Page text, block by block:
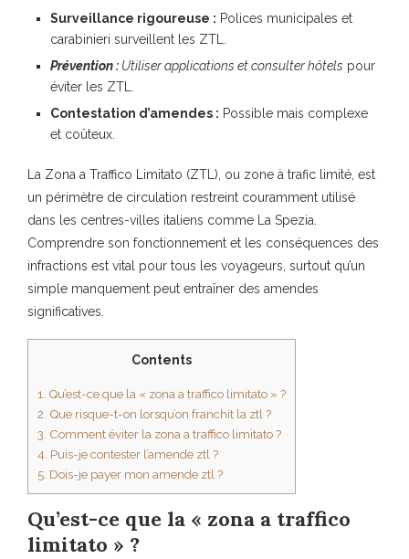
Surveillance rigoureuse : Polices municipales et
carabinieri surveillent les ZTL.
Prévention : Utiliser applications et consulter hôtels pour
éviter les ZTL.
Contestation d’amendes : Possible mais complexe
et coûteux.
La Zona a Traffico Limitato (ZTL), ou zone à trafic limité, est
un périmètre de circulation restreint couramment utilisé
dans les centres-villes italiens comme La Spezia.
Comprendre son fonctionnement et les conséquences des
infractions est vital pour tous les voyageurs, surtout qu’un
simple manquement peut entraîner des amendes
significatives.
Contents
1. Qu’est-ce que la « zona a traffico limitato » ?
2. Que risque-t-on lorsqu’on franchit la ztl ?
3. Comment éviter la zona a traffico limitato ?
4. Puis-je contester l’amende ztl ?
5. Dois-je payer mon amende ztl ?
Qu’est-ce que la « zona a traffico
limitato » ?